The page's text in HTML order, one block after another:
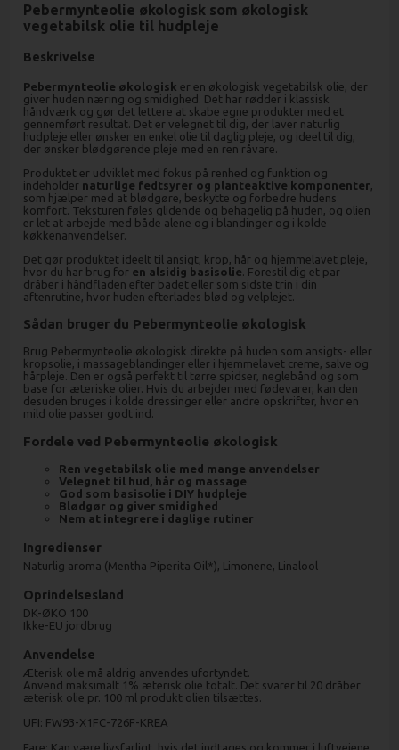
Pebermynteolie økologisk som økologisk
vegetabilsk olie til hudpleje
Beskrivelse
Pebermynteolie økologisk er en økologisk vegetabilsk olie, der
giver huden næring og smidighed. Det har rødder i klassisk
håndværk og gør det lettere at skabe egne produkter med et
gennemført resultat. Det er velegnet til dig, der laver naturlig
hudpleje eller ønsker en enkel olie til daglig pleje, og ideel til dig,
der ønsker blødgørende pleje med en ren råvare.
Produktet er udviklet med fokus på renhed og funktion og
indeholder naturlige fedtsyrer og planteaktive komponenter,
som hjælper med at blødgøre, beskytte og forbedre hudens
komfort. Teksturen føles glidende og behagelig på huden, og olien
er let at arbejde med både alene og i blandinger og i kolde
køkkenanvendelser.
Det gør produktet ideelt til ansigt, krop, hår og hjemmelavet pleje,
hvor du har brug for en alsidig basisolie. Forestil dig et par
dråber i håndfladen efter badet eller som sidste trin i din
aftenrutine, hvor huden efterlades blød og velplejet.
Sådan bruger du Pebermynteolie økologisk
Brug Pebermynteolie økologisk direkte på huden som ansigts- eller
kropsolie, i massageblandinger eller i hjemmelavet creme, salve og
hårpleje. Den er også perfekt til tørre spidser, neglebånd og som
base for æteriske olier. Hvis du arbejder med fødevarer, kan den
desuden bruges i kolde dressinger eller andre opskrifter, hvor en
mild olie passer godt ind.
Fordele ved Pebermynteolie økologisk
Ren vegetabilsk olie med mange anvendelser
Velegnet til hud, hår og massage
God som basisolie i DIY hudpleje
Blødgør og giver smidighed
Nem at integrere i daglige rutiner
Ingredienser
Naturlig aroma (Mentha Piperita Oil*), Limonene, Linalool
Oprindelsesland
DK-ØKO 100
Ikke-EU jordbrug
Anvendelse
Æterisk olie må aldrig anvendes ufortyndet.
Anvend maksimalt 1% æterisk olie totalt. Det svarer til 20 dråber
æterisk olie pr. 100 ml produkt olien tilsættes.
UFI: FW93-X1FC-726F-KREA
Fare: Kan være livsfarligt, hvis det indtages og kommer i luftvejene